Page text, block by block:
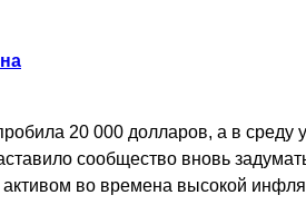
20 000 долларов, а в среду
сообщество вновь
во времена высокой